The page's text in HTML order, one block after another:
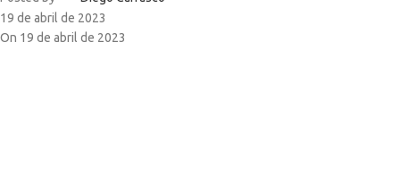
19 de abril de 2023
On 19 de abril de 2023